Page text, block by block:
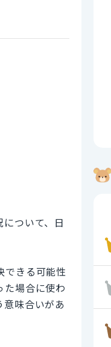
ついて、日
できる可能性
た場合に使わ
味合いがあ